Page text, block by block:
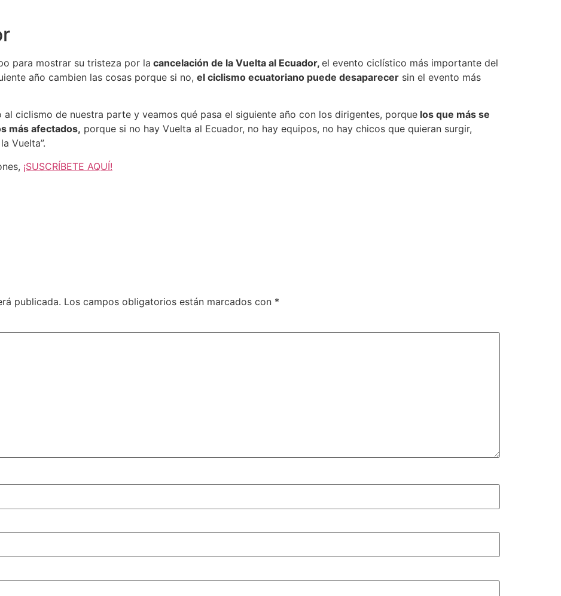
para mostrar su tristeza por la cancelación de la Vuelta al Ecuador, el evento ciclístico más importante del
año cambien las cosas porque si no, el ciclismo ecuatoriano puede desaparecer sin el evento más
al ciclismo de nuestra parte y veamos qué pasa el siguiente año con los dirigentes, porque los que más se
más afectados, porque si no hay Vuelta al Ecuador, no hay equipos, no hay chicos que quieran surgir,
Vuelta”.
¡SUSCRÍBETE AQUÍ!
publicada. Los campos obligatorios están marcados con *